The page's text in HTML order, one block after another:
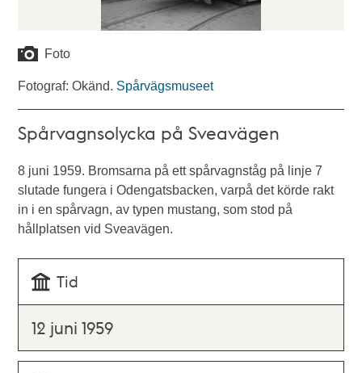
Foto
Fotograf: Okänd. Spårvägsmuseet
Spårvagnsolycka på Sveavägen
8 juni 1959. Bromsarna på ett spårvagnståg på linje 7
slutade fungera i Odengatsbacken, varpå det körde rakt
in i en spårvagn, av typen mustang, som stod på
hållplatsen vid Sveavägen.
Tid
12 juni 1959